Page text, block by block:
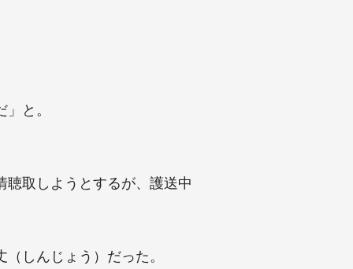
と。
取しようとするが、護送中
しんじょう）だった。